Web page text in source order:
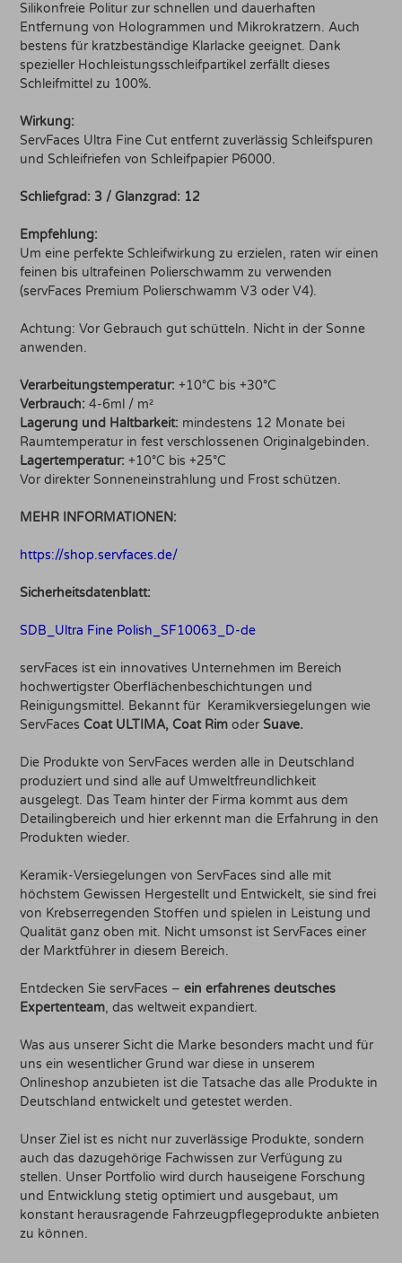
Silikonfreie Politur zur schnellen und dauerhaften
Entfernung von Hologrammen und Mikrokratzern. Auch
bestens für kratzbeständige Klarlacke geeignet. Dank
spezieller Hochleistungsschleifpartikel zerfällt dieses
Schleifmittel zu 100%.
Wirkung:
ServFaces Ultra Fine Cut entfernt zuverlässig Schleifspuren
und Schleifriefen von Schleifpapier P6000.
Schliefgrad: 3 / Glanzgrad: 12
Empfehlung:
Um eine perfekte Schleifwirkung zu erzielen, raten wir einen
feinen bis ultrafeinen Polierschwamm zu verwenden
(servFaces Premium Polierschwamm V3 oder V4).
Achtung: Vor Gebrauch gut schütteln. Nicht in der Sonne
anwenden.
Verarbeitungstemperatur: +10°C bis +30°C
Verbrauch: 4-6ml / m²
Lagerung und Haltbarkeit: mindestens 12 Monate bei
Raumtemperatur in fest verschlossenen Originalgebinden.
Lagertemperatur: +10°C bis +25°C
Vor direkter Sonneneinstrahlung und Frost schützen.
MEHR INFORMATIONEN:
https://shop.servfaces.de/
Sicherheitsdatenblatt:
SDB_Ultra Fine Polish_SF10063_D-de
servFaces ist ein innovatives Unternehmen im Bereich
hochwertigster Oberflächenbeschichtungen und
Reinigungsmittel. Bekannt für Keramikversiegelungen wie
ServFacesCoat ULTIMA, Coat RimoderSuave.
Die Produkte von ServFaces werden alle in Deutschland
produziert und sind alle auf Umweltfreundlichkeit
ausgelegt. Das Team hinter der Firma kommt aus dem
Detailingbereich und hier erkennt man die Erfahrung in den
Produkten wieder.
Keramik-Versiegelungen von ServFaces sind alle mit
höchstem Gewissen Hergestellt und Entwickelt, sie sind frei
von Krebserregenden Stoffen und spielen in Leistung und
Qualität ganz oben mit. Nicht umsonst ist ServFaces einer
der Marktführer in diesem Bereich.
Entdecken Sie servFaces –ein erfahrenes deutsches
Expertenteam, das weltweit expandiert.
Was aus unserer Sicht die Marke besonders macht und für
uns ein wesentlicher Grund war diese in unserem
Onlineshop anzubieten ist die Tatsache das alle Produkte in
Deutschland entwickelt und getestet werden.
Unser Ziel ist es nicht nur zuverlässige Produkte, sondern
auch das dazugehörige Fachwissen zur Verfügung zu
stellen. Unser Portfolio wird durch hauseigene Forschung
und Entwicklung stetig optimiert und ausgebaut, um
konstant herausragende Fahrzeugpflegeprodukte anbieten
zu können.